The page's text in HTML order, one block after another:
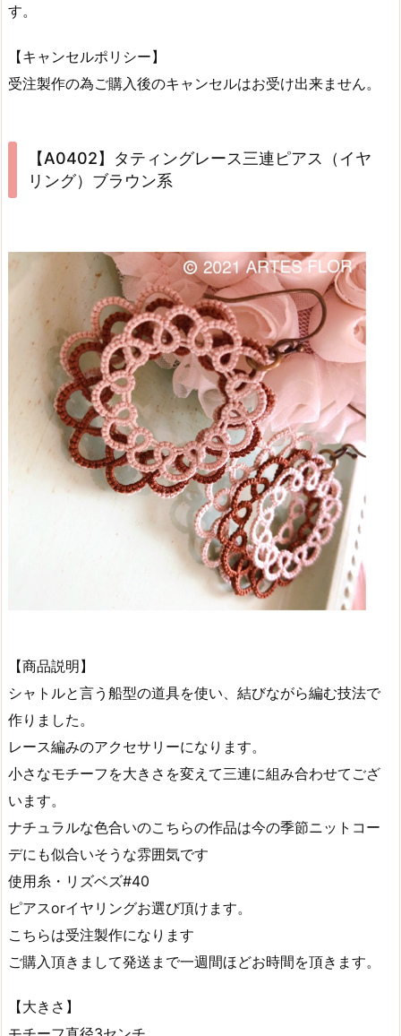
す。
【キャンセルポリシー】
受注製作の為ご購入後のキャンセルはお受け出来ません。
【A0402】タティングレース三連ピアス（イヤ
リング）ブラウン系
【商品説明】
シャトルと言う船型の道具を使い、結びながら編む技法で
作りました。
レース編みのアクセサリーになります。
小さなモチーフを大きさを変えて三連に組み合わせてござ
います。
ナチュラルな色合いのこちらの作品は今の季節ニットコー
デにも似合いそうな雰囲気です
使用糸・リズベズ#40
ピアスorイヤリングお選び頂けます。
こちらは受注製作になります
ご購入頂きまして発送まで一週間ほどお時間を頂きます。
【大きさ】